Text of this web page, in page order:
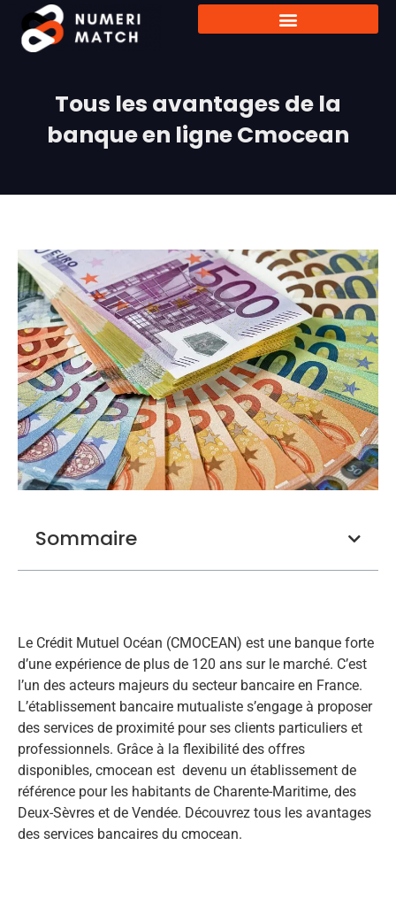
Tous les avantages de la
banque en ligne Cmocean
Sommaire
Le Crédit Mutuel Océan (CMOCEAN) est une banque forte
d’une expérience de plus de 120 ans sur le marché. C’est
l’un des acteurs majeurs du secteur bancaire en France.
L’établissement bancaire mutualiste s’engage à proposer
des services de proximité pour ses clients particuliers et
professionnels. Grâce à la flexibilité des offres
disponibles, cmocean est devenu un établissement de
référence pour les habitants de Charente-Maritime, des
Deux-Sèvres et de Vendée. Découvrez tous les avantages
des services bancaires du cmocean.